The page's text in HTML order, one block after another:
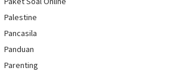
Palestine
Pancasila
Panduan
Parenting